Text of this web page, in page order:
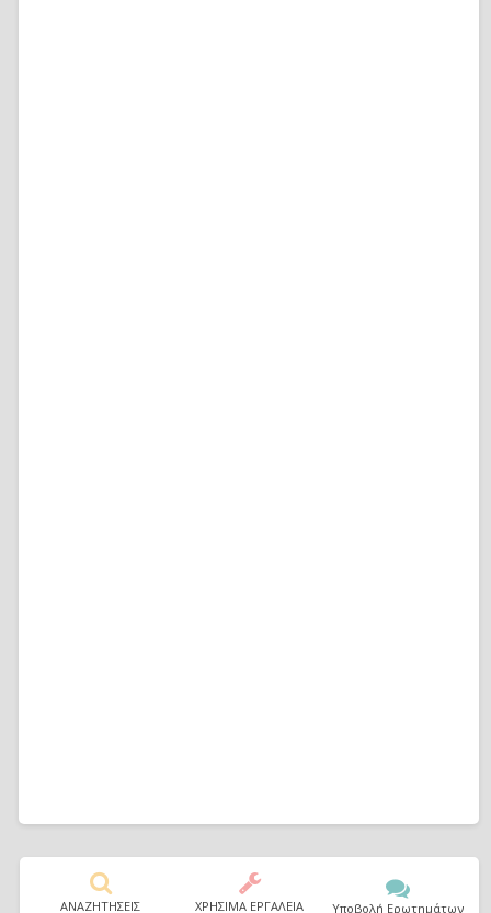
ΑΝΑΖΗΤΗΣΕΙΣ ΧΡΗΣΙΜΑ ΕΡΓΑΛΕΙΑ Υποβολή Ερωτημάτων